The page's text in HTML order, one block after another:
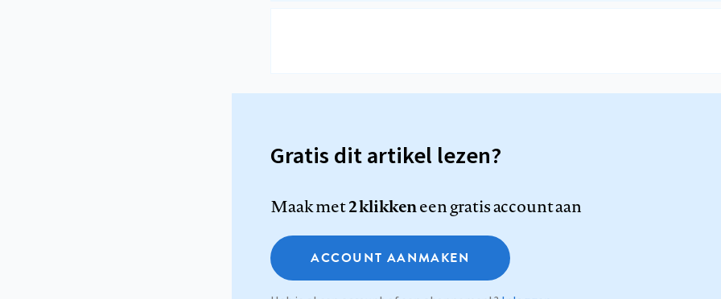
Gratis dit artikel lezen?
Maak met2 klikkeneen gratis account aan
ACCOUNT AANMAKEN